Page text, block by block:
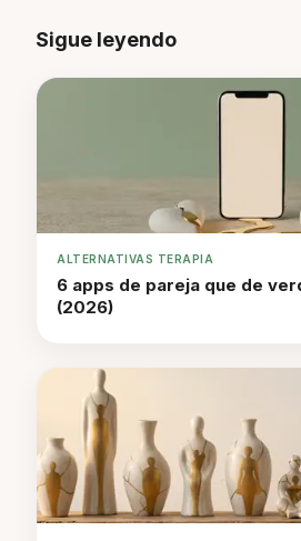
Sigue leyendo
ALTERNATIVAS TERAPIA
6 apps de pareja que de
(2026)